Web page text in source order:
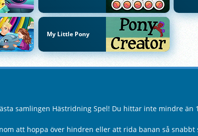
My Little Pony
samlingen Hästridning Spel! Du hittar inte mindre än
att hoppa över hindren eller att rida banan så snabbt